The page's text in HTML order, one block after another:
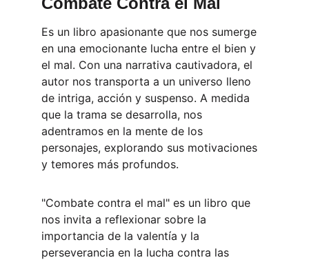
Es un libro apasionante que nos sumerge
en una emocionante lucha entre el bien y
el mal. Con una narrativa cautivadora, el
autor nos transporta a un universo lleno
de intriga, acción y suspenso. A medida
que la trama se desarrolla, nos
adentramos en la mente de los
personajes, explorando sus motivaciones
y temores más profundos.
"Combate contra el mal" es un libro que
nos invita a reflexionar sobre la
importancia de la valentía y la
perseverancia en la lucha contra las